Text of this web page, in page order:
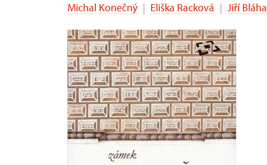
Michal Konečný | Eliška Racková | Jiří Bláha